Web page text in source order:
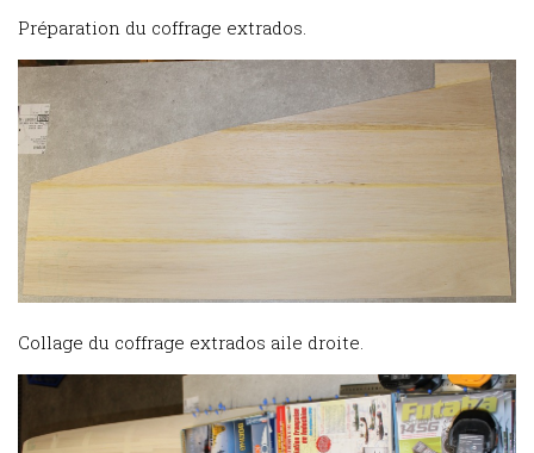
Préparation du coffrage extrados.
Collage du coffrage extrados aile droite.